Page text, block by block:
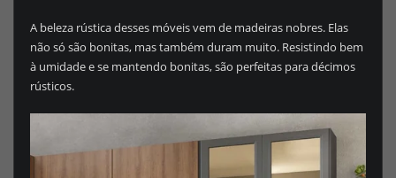
A beleza rústica desses móveis vem de madeiras nobres. Elas
não só são bonitas, mas também duram muito. Resistindo bem
à umidade e se mantendo bonitas, são perfeitas para décimos
rústicos.